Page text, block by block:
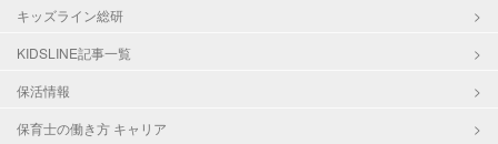
キッズライン総研
KIDSLINE記事一覧
保活情報
保育士の働き方 キャリア